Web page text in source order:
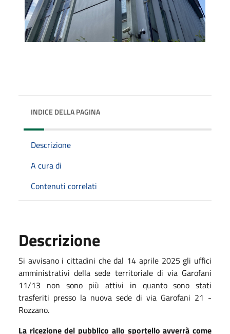
INDICE DELLA PAGINA
Descrizione
A cura di
Contenuti correlati
Descrizione
Si avvisano i cittadini che dal 14 aprile 2025 gli uffici
amministrativi della sede territoriale di via Garofani
11/13 non sono più attivi in quanto sono stati
trasferiti presso la nuova sede di via Garofani 21 -
Rozzano.
La ricezione del pubblico allo sportello avverrà come